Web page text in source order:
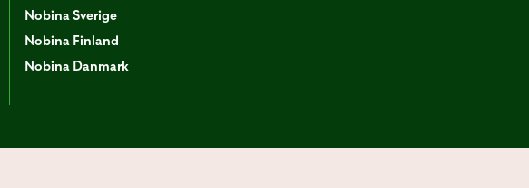
Nobina Sverige
Nobina Finland
Nobina Danmark